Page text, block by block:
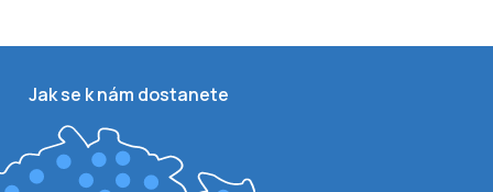
Jak se k nám dostanete